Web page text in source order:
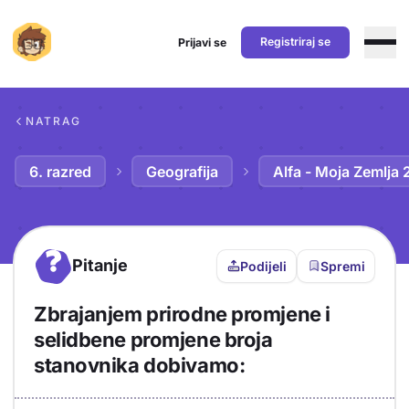
Prijavi se Registriraj se
NATRAG
6. razred Geografija Alfa - Moja Zemlja
? Pitanje Podijeli Spremi
Zbrajanjem prirodne promjene i
selidbene promjene broja
stanovnika dobivamo: